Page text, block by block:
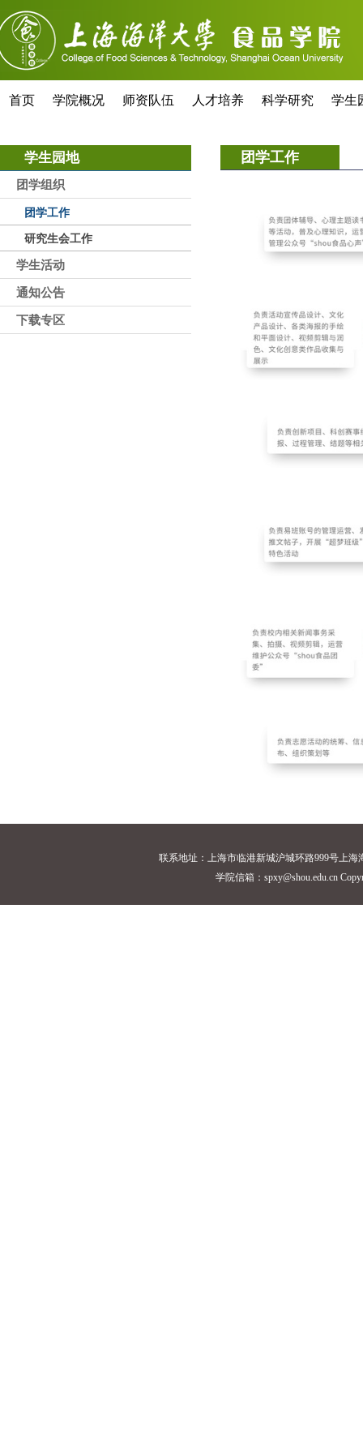
首页 学院概况 师资队伍 人才培养 科学研究 学生
学生园地
团学组织
团学工作
研究生会工作
学生活动
通知公告
下载专区
团学工作
联系地址：上海市临港新城沪城环路999号上
学院信箱：spxy@shou.edu.cn